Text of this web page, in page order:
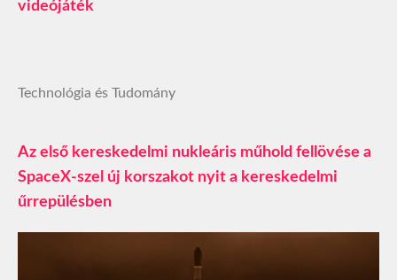
videójáték
Technológia és Tudomány
Az első kereskedelmi nukleáris műhold fellövése a
SpaceX-szel új korszakot nyit a kereskedelmi
űrrepülésben